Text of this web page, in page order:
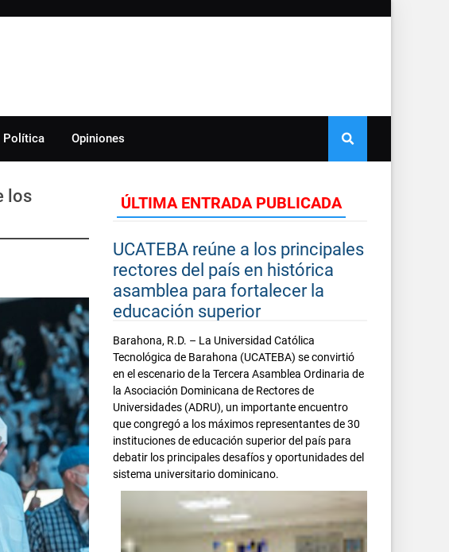
Política Opiniones
los
ÚLTIMA ENTRADA PUBLICADA
UCATEBA reúne a los principales
rectores del país en histórica
asamblea para fortalecer la
educación superior
Barahona, R.D. – La Universidad Católica
Tecnológica de Barahona (UCATEBA) se convirtió
en el escenario de la Tercera Asamblea Ordinaria de
la Asociación Dominicana de Rectores de
Universidades (ADRU), un importante encuentro
que congregó a los máximos representantes de 30
instituciones de educación superior del país para
debatir los principales desafíos y oportunidades del
sistema universitario dominicano.